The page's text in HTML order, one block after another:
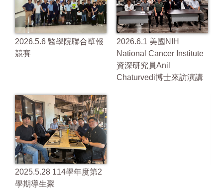
2026.5.6 醫學院聯合壁報
競賽
2026.6.1 美國NIH
National Cancer Institute
資深研究員Anil
Chaturvedi博士來訪演講
2025.5.28 114學年度第2
學期導生聚